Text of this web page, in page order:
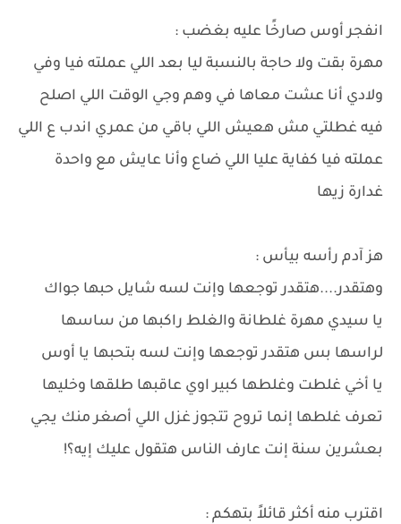
انفجر أوس صارخًا عليه بغضب :
مهرة بقت ولا حاجة بالنسبة ليا بعد اللي عملته فيا وفي
ولادي أنا عشت معاها في وهم وجي الوقت اللي اصلح
فيه غطلتي مش هعيش اللي باقي من عمري اندب ع اللي
عملته فيا كفاية عليا اللي ضاع وأنا عايش مع واحدة
غدارة زيها
هز آدم رأسه بيأس :
وهتقدر....هتقدر توجعها وإنت لسه شايل حبها جواك
يا سيدي مهرة غلطانة والغلط راكبها من ساسها
لراسها بس هتقدر توجعها وإنت لسه بتحبها يا أوس
يا أخي غلطت وغلطها كبير اوي عاقبها طلقها وخليها
تعرف غلطها إنما تروح تتجوز غزل اللي أصغر منك يجي
بعشرين سنة إنت عارف الناس هتقول عليك إيه؟!
اقترب منه أكثر قائلاً بتهكم :